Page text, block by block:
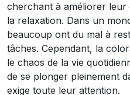
cherchant à améliorer
la relaxation. Dans un
beaucoup ont du mal à
tâches. Cependant, la
le chaos de la vie
de se plonger pleinement
exige toute leur attention.